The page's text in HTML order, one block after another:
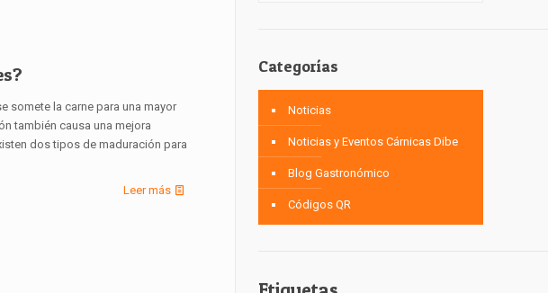
somete la carne para una mayor
también causa una mejora
dos tipos de maduración para
Leer más
Categorías
Noticias
Noticias y Eventos Cárnicas Dibe
Blog Gastronómico
Códigos QR